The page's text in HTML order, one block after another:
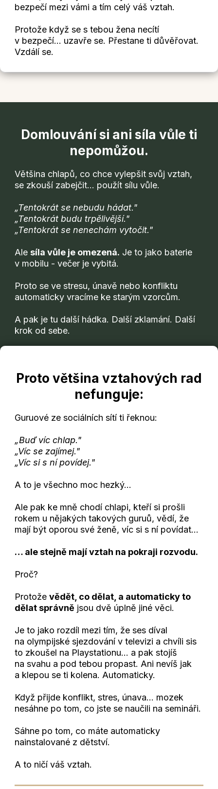
bezpečí mezi vámi a tím celý váš vztah.
Protože když se s tebou žena necítí
v bezpečí... uzavře se. Přestane ti důvěřovat.
Vzdálí se.
Domlouvání si ani síla vůle ti
nepomůžou.
Většina chlapů, co chce vylepšit svůj vztah,
se zkouší zabejčit... použít sílu vůle.
„Tentokrát se nebudu hádat."
„Tentokrát budu trpělivější."
„Tentokrát se nenechám vytočit."
Ale síla vůle je omezená. Je to jako baterie
v mobilu - večer je vybitá.
Proto se ve stresu, únavě nebo konfliktu
automaticky vracíme ke starým vzorcům.
A pak je tu další hádka. Další zklamání. Další
krok od sebe.
Proto většina vztahových rad
nefunguje:
Guruové ze sociálních sítí ti řeknou:
„Buď víc chlap."
„Víc se zajímej."
„Víc si s ní povídej."
A to je všechno moc hezký...
Ale pak ke mně chodí chlapi, kteří si prošli
rokem u nějakých takových guruů, vědí, že
mají být oporou své ženě, víc si s ní povídat…
… ale stejně mají vztah na pokraji rozvodu.
Proč?
Protože vědět, co dělat, a automaticky to
dělat správně jsou dvě úplně jiné věci.
Je to jako rozdíl mezi tím, že ses díval
na olympijské sjezdování v televizi a chvíli sis
to zkoušel na Playstationu… a pak stojíš
na svahu a pod tebou propast. Ani nevíš jak
a klepou se ti kolena. Automaticky.
Když přijde konflikt, stres, únava... mozek
nesáhne po tom, co jste se naučili na semináři.
Sáhne po tom, co máte automaticky
nainstalované z dětství.
A to ničí váš vztah.